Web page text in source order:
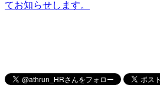
てお知らせします。